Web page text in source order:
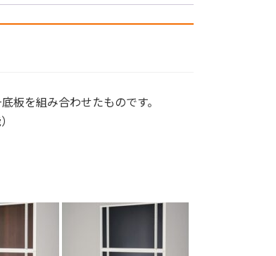
板を組み合わせたものです。